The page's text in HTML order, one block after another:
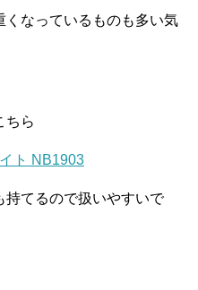
くなっているものも多い気
ちら
ト NB1903
持てるので扱いやすいで